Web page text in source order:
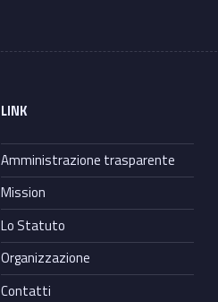
LINK
Amministrazione trasparente
Mission
Lo Statuto
Organizzazione
Contatti